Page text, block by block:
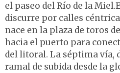
el paseo del Río de la
discurre por calles
nace en la plaza de toros
hacia el puerto para
del litoral. La séptima vía,
ramal de subida desde la